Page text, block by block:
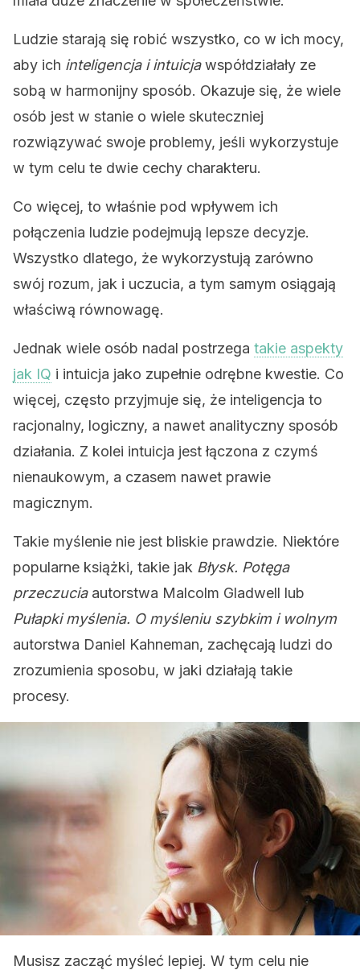
Ludzie starają się robić wszystko, co w ich mocy,
aby ich inteligencja i intuicjawspółdziałały ze
sobą w harmonijny sposób. Okazuje się, że wiele
osób jest w stanie o wiele skuteczniej
rozwiązywać swoje problemy, jeśli wykorzystuje
w tym celu te dwie cechy charakteru.
Co więcej, to właśnie pod wpływem ich
połączenia ludzie podejmują lepsze decyzje.
Wszystko dlatego, że wykorzystują zarówno
swój rozum, jak i uczucia, a tym samym osiągają
właściwą równowagę.
Jednak wiele osób nadal postrzega takie aspekty
jak IQ i intuicja jako zupełnie odrębne kwestie. Co
więcej, często przyjmuje się, że inteligencja to
racjonalny, logiczny, a nawet analityczny sposób
działania. Z kolei intuicja jest łączona z czymś
nienaukowym, a czasem nawet prawie
magicznym.
Takie myślenie nie jest bliskie prawdzie. Niektóre
popularne książki, takie jak Błysk. Potęga
przeczuciaautorstwa Malcolm Gladwell lub
Pułapki myślenia. O myśleniu szybkim i wolnym
autorstwa Daniel Kahneman, zachęcają ludzi do
zrozumienia sposobu, w jaki działają takie
procesy.
Musisz zacząć myśleć lepiej. W tym celu nie